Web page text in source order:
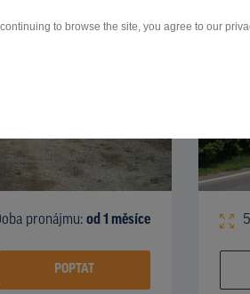
to browse the site, you agree to our
pronájmu: od 1 měsíce
POPTAT